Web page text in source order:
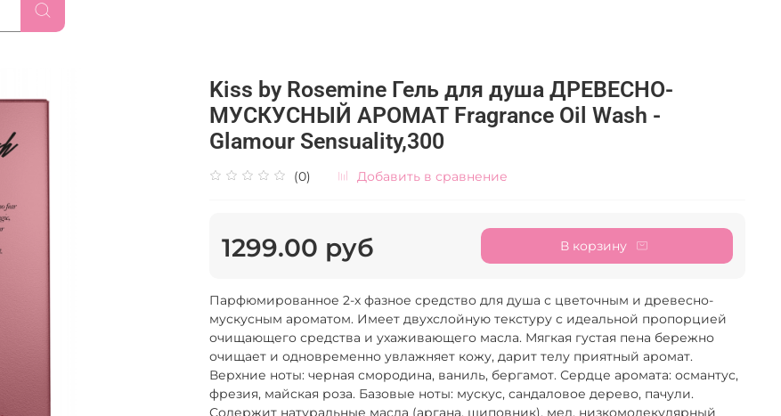
Kiss by Rosemine Гель для душа ДРЕВЕСНО-
МУСКУСНЫЙ АРОМАТ Fragrance Oil Wash -
Glamour Sensuality,300
(0) Добавить в сравнение
1299.00 руб В корзину
Парфюмированное 2-х фазное средство для душа с цветочным и древесно-
мускусным ароматом. Имеет двухслойную текстуру с идеальной пропорцией
очищающего средства и ухаживающего масла. Мягкая густая пена бережно
очищает и одновременно увлажняет кожу, дарит телу приятный аромат.
Верхние ноты: черная смородина, ваниль, бергамот. Сердце аромата: османтус,
фрезия, майская роза. Базовые ноты: мускус, сандаловое дерево, пачули.